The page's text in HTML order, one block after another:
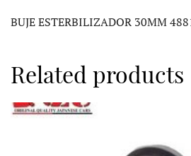
BUJE ESTERBILIZADOR 30MM
Related products